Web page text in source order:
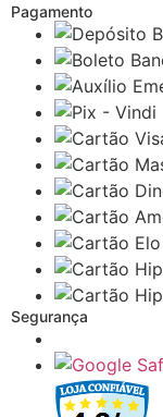
Pagamento
Segurança